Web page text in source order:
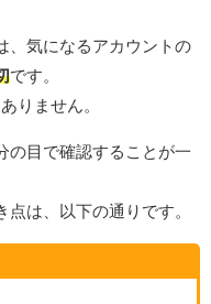
、気になるアカウントの
です。
りません。
の目で確認することが一
は、以下の通りです。